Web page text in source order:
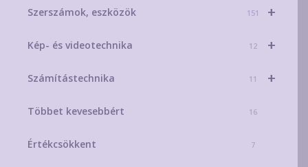
+
Szerszámok, eszközök 151
+
Kép- és videotechnika 12
+
Számítástechnika 11
Többet kevesebbért 16
Értékcsökkent 7